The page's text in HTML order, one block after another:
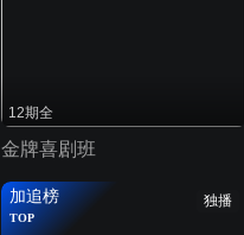
12期全
金牌喜剧班
独播
加追榜
TOP